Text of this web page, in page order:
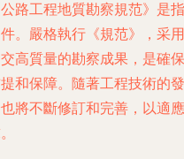
路工程地質勘察規范》是
。嚴格執行《規范》，采
高質量的勘察成果，是確
和保障。隨著工程技術的
將不斷修訂和完善，以適